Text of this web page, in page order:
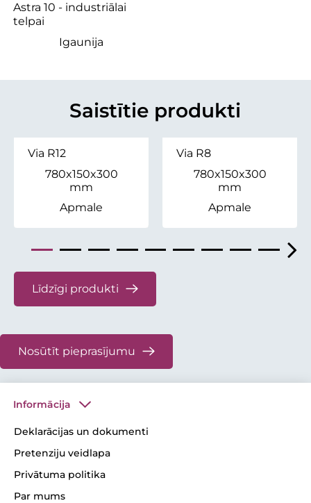
Astra 10 - industriālai
telpai
Igaunija
Saistītie produkti
Via R12
780x150x300
mm
Apmale
Via R8
780x150x300
mm
Apmale
Līdzīgi produkti
Nosūtīt pieprasījumu
Informācija
Deklarācijas un dokumenti
Pretenziju veidlapa
Privātuma politika
Par mums